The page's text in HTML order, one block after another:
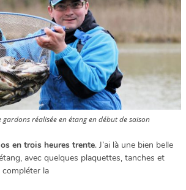
réalisée en étang en début de saison
en trois heures trente. J’ai là une bien belle
avec quelques plaquettes, tanches et
la